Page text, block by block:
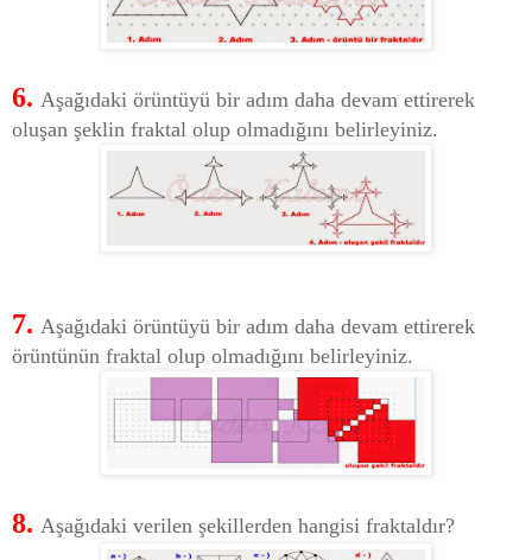
6. Aşağıdaki örüntüyü bir adım daha devam ettirerek
oluşan şeklin fraktal olup olmadığını belirleyiniz.
7. Aşağıdaki örüntüyü bir adım daha devam ettirerek
örüntünün fraktal olup olmadığını belirleyiniz.
8. Aşağıdaki verilen şekillerden hangisi fraktaldır?